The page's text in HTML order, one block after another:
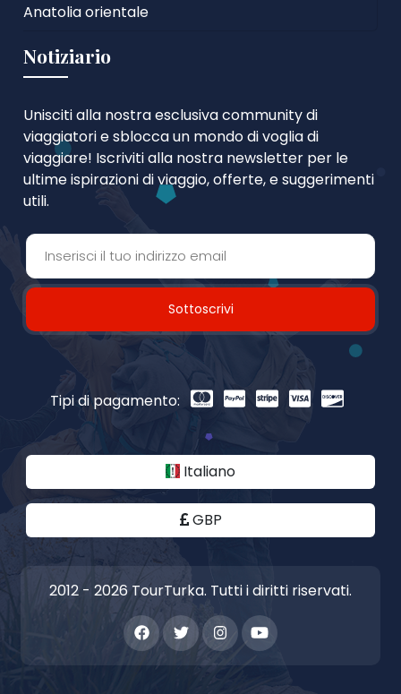
Anatolia orientale
Notiziario
Unisciti alla nostra esclusiva community di
viaggiatori e sblocca un mondo di voglia di
viaggiare! Iscriviti alla nostra newsletter per le
ultime ispirazioni di viaggio, offerte, e suggerimenti
utili.
Sottoscrivi
Tipi di pagamento:
Italiano
GBP
2012 - 2026 TourTurka. Tutti i diritti riservati.